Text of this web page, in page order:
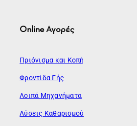
Online Αγορές
Πριόνισμα και Κοπή
Φροντίδα Γής
Λοιπά Μηχανήματα
Λύσεις Καθαρισμού